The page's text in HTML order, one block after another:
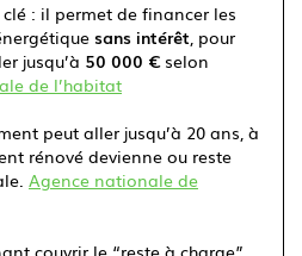
: il permet de financer les
sans intérêt, pour
jusqu’à 50 000 €selon
de l’habitat
peut aller jusqu’à 20 ans, à
rénové devienne ou reste
Agence nationale de
couvrir le “reste à charge”